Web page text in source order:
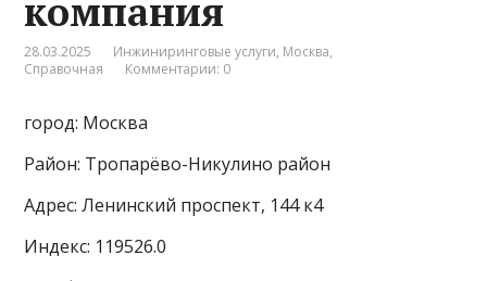
компания
28.03.2025 Инжиниринговые услуги, Москва,
Справочная
Комментарии: 0
город: Москва
Район: Тропарёво-Никулино район
Адрес: Ленинский проспект, 144 к4
Индекс: 119526.0